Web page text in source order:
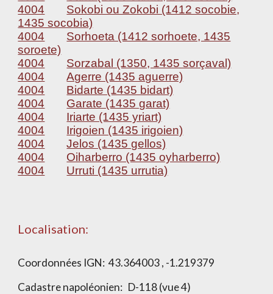
4004
Sokobi ou Zokobi (1412 socobie,
1435 socobia)
4004
Sorhoeta (1412 sorhoete, 1435
soroete)
4004
Sorzabal (1350, 1435 sorçaval)
4004
Agerre (1435 aguerre)
4004
Bidarte (1435 bidart)
4004
Garate (1435 garat)
4004
Iriarte (1435 yriart)
4004
Irigoien (1435 irigoien)
4004
Jelos (1435 gellos)
4004
Oiharberro (1435 oyharberro)
4004
Urruti (1435 urrutia)
Localisation:
Coordonnées IGN: 43.364003 , -1.219379
Cadastre napoléonien: D-118 (vue 4)